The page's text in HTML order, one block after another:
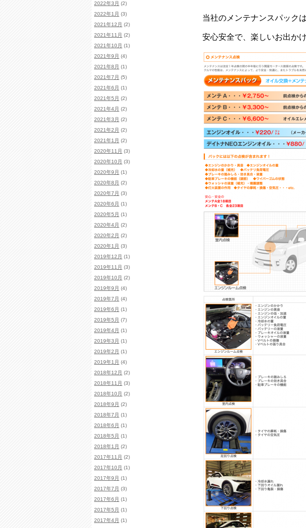
2022年3月 (2)
2022年1月 (3)
2021年12月 (2)
2021年11月 (2)
2021年10月 (1)
2021年9月 (4)
2021年8月 (1)
2021年7月 (5)
2021年6月 (1)
2021年5月 (2)
2021年4月 (2)
2021年3月 (2)
2021年2月 (2)
2021年1月 (2)
2020年11月 (3)
2020年10月 (3)
2020年9月 (1)
2020年8月 (2)
2020年7月 (3)
2020年6月 (1)
2020年5月 (1)
2020年4月 (2)
2020年2月 (2)
2020年1月 (3)
2019年12月 (1)
2019年11月 (3)
2019年10月 (2)
2019年9月 (4)
2019年7月 (4)
2019年6月 (1)
2019年5月 (7)
2019年4月 (1)
2019年3月 (1)
2019年2月 (1)
2019年1月 (4)
2018年12月 (2)
2018年11月 (3)
2018年10月 (2)
2018年9月 (2)
2018年7月 (1)
2018年6月 (1)
2018年5月 (1)
2018年1月 (2)
2017年11月 (2)
2017年10月 (1)
2017年9月 (1)
2017年7月 (3)
2017年6月 (1)
2017年5月 (1)
2017年4月 (1)
当社のメンテナンスパック
安心安全で、楽しいお出か